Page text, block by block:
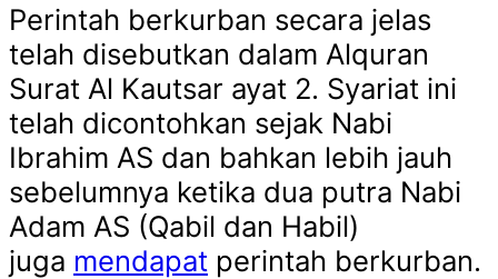
Perintah berkurban secara jelas
telah disebutkan dalam Alquran
Surat Al Kautsar ayat 2. Syariat ini
telah dicontohkan sejak Nabi
Ibrahim AS dan bahkan lebih jauh
sebelumnya ketika dua putra Nabi
Adam AS (Qabil dan Habil)
juga mendapat perintah berkurban.